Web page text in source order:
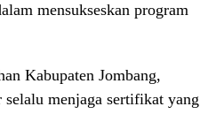
mensukseskan program
Kabupaten Jombang,
selalu menjaga sertifikat yang